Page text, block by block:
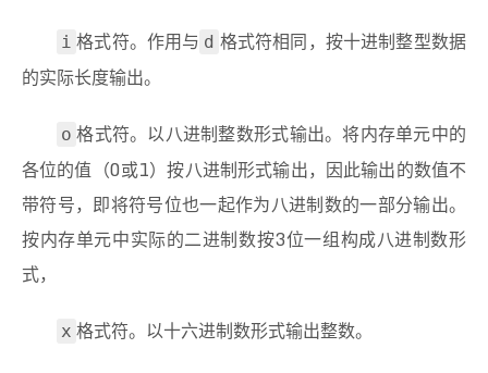
i 格式符。作用与 d 格式符相同，按十进制整型数据
的实际长度输出。
o 格式符。以八进制整数形式输出。将内存单元中的
各位的值（0或1）按八进制形式输出，因此输出的数值不
带符号，即将符号位也一起作为八进制数的一部分输出。
按内存单元中实际的二进制数按3位一组构成八进制数形
式，
x 格式符。以十六进制数形式输出整数。